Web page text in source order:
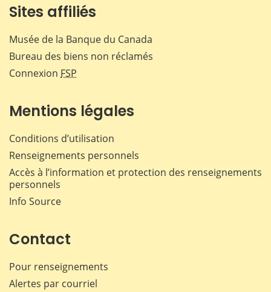
Sites affiliés
Musée de la Banque du Canada
Bureau des biens non réclamés
Connexion FSP
Mentions légales
Conditions d’utilisation
Renseignements personnels
Accès à l’information et protection des renseignements
personnels
Info Source
Contact
Pour renseignements
Alertes par courriel